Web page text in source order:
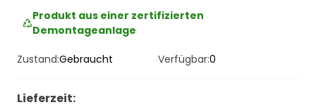
Produkt aus einer zertifizierten
Demontageanlage
Zustand:Gebraucht Verfügbar:0
Lieferzeit: